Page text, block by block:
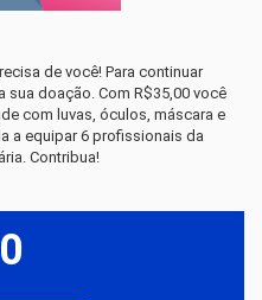
de você! Para continuar
doação. Com R$35,00 você
com luvas, óculos, máscara e
a equipar 6 profissionais da
Contribua!